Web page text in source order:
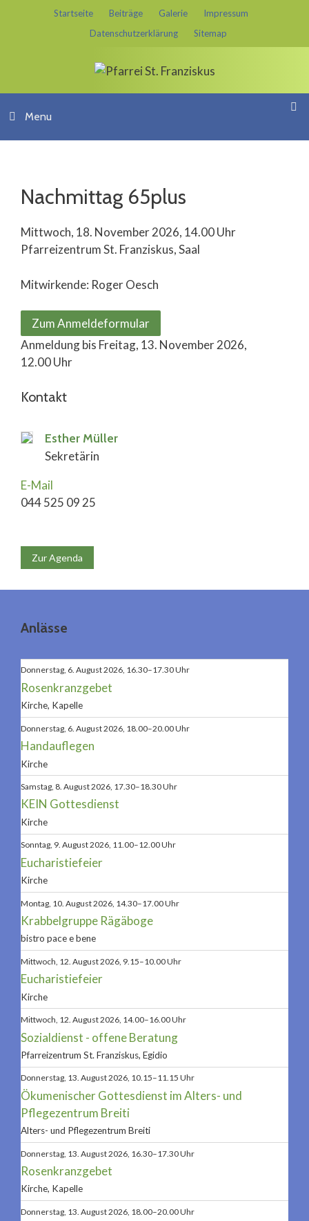
Startseite Beiträge Galerie
Impressum
Datenschutzerklärung
Sitemap
Menu
Nachmittag 65plus
Mittwoch, 18. November 2026, 14.00 Uhr
Pfarreizentrum St. Franziskus, Saal
Mitwirkende: Roger Oesch
Zum Anmeldeformular
Anmeldung bis Freitag, 13. November 2026,
12.00 Uhr
Kontakt
Esther Müller
Sekretärin
E-Mail
044 525 09 25
Zur Agenda
Anlässe
Donnerstag, 6. August 2026, 16.30–17.30 Uhr
Rosenkranzgebet
Kirche, Kapelle
Donnerstag, 6. August 2026, 18.00–20.00 Uhr
Handauflegen
Kirche
Samstag, 8. August 2026, 17.30–18.30 Uhr
KEIN Gottesdienst
Kirche
Sonntag, 9. August 2026, 11.00–12.00 Uhr
Eucharistiefeier
Kirche
Montag, 10. August 2026, 14.30–17.00 Uhr
Krabbelgruppe Rägäboge
bistro pace e bene
Mittwoch, 12. August 2026, 9.15–10.00 Uhr
Eucharistiefeier
Kirche
Mittwoch, 12. August 2026, 14.00–16.00 Uhr
Sozialdienst - offene Beratung
Pfarreizentrum St. Franziskus, Egidio
Donnerstag, 13. August 2026, 10.15–11.15 Uhr
Ökumenischer Gottesdienst im Alters- und
Pflegezentrum Breiti
Alters- und Pflegezentrum Breiti
Donnerstag, 13. August 2026, 16.30–17.30 Uhr
Rosenkranzgebet
Kirche, Kapelle
Donnerstag, 13. August 2026, 18.00–20.00 Uhr